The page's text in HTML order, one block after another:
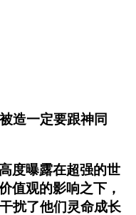
造一定要跟神同
度曝露在超强的世
值观的影响之下，
扰了他们灵命成长